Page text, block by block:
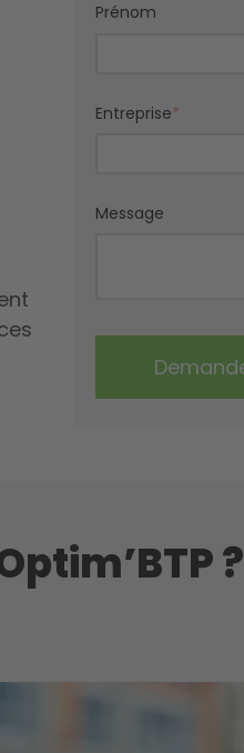
Prénom
Entreprise*
Message
?